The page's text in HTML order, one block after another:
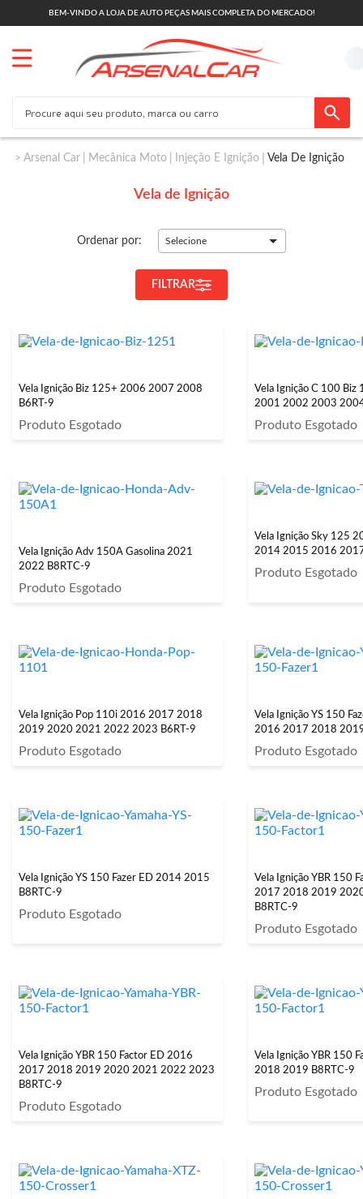
BEM-VINDO A LOJA DE AUTO PEÇAS MAIS COMPLETA DO MERCADO!
Arsenal Car Mecânica Moto Injeção E Ignição Vela De Ignição
Vela de Ignição
Ordenar por: Selecione
FILTRAR
Vela Ignição Biz 125+ 2006 2007 2008
B6RT-9
Produto Esgotado
Vela Ignição C 100
2001 2002 2003
Produto Esgotado
Vela Ignição Adv 150A Gasolina 2021
2022 B8RTC-9
Produto Esgotado
Vela Ignição Sky 125
2014 2015 2016
Produto Esgotado
Vela Ignição Pop 110i 2016 2017 2018
2019 2020 2021 2022 2023 B6RT-9
Produto Esgotado
Vela Ignição YS 150
2016 2017 2018
Produto Esgotado
Vela Ignição YS 150 Fazer ED 2014 2015
B8RTC-9
Produto Esgotado
Vela Ignição YBR 150
2017 2018 2019
B8RTC-9
Produto Esgotado
Vela Ignição YBR 150 Factor ED 2016
2017 2018 2019 2020 2021 2022 2023
B8RTC-9
Produto Esgotado
Vela Ignição YBR 150
2018 2019 B8RTC-9
Produto Esgotado